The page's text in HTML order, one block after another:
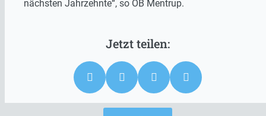
nächsten Jahrzehnte“, so OB Mentrup.